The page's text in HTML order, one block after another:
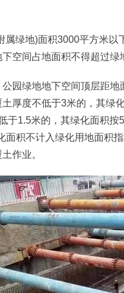
绿地)面积3000平方米以
空间占地面积不得超过绿
绿地地下空间顶层距地
厚度不低于3米的，其绿
于1.5米的，其绿化面积
面积不计入绿化用地面积
作业。